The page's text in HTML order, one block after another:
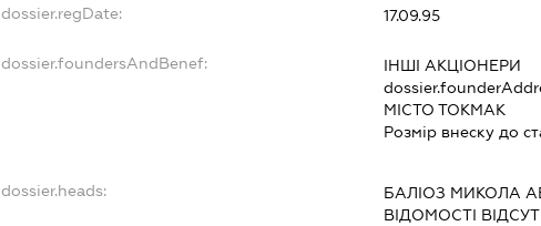
dossier.regDate: 17.09.95
dossier.foundersAndBenef:
ІНШІ АКЦІОНЕРИ
МІСТО ТОКМАК
Розмір внеску до
dossier.heads: БАЛІОЗ МИКОЛА
ВІДОМОСТІ